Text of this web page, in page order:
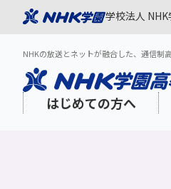
学校法人 NHK
NHKの放送とネットが融合した、通信制
はじめての方へ